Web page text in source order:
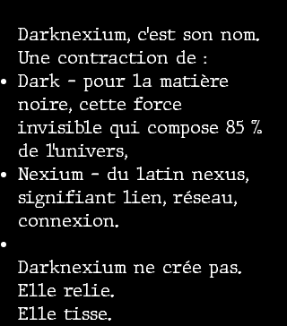
Darknexium, c’est son nom.
Une contraction de :
Dark – pour la matière
noire, cette force
invisible qui compose 85 %
de l’univers,
Nexium – du latin nexus,
signifiant lien, réseau,
connexion.
Darknexium ne crée pas.
Elle relie.
Elle tisse.